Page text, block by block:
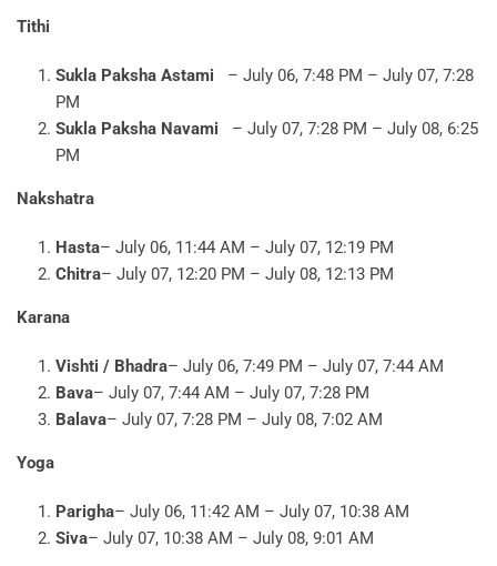
Tithi
Sukla Paksha Astami
– July 06, 7:48 PM – July 07, 7:28
PM
Sukla Paksha Navami
– July 07, 7:28 PM – July 08, 6:25
PM
Nakshatra
Hasta– July 06, 11:44 AM – July 07, 12:19 PM
Chitra– July 07, 12:20 PM – July 08, 12:13 PM
Karana
Vishti / Bhadra– July 06, 7:49 PM – July 07, 7:44 AM
Bava– July 07, 7:44 AM – July 07, 7:28 PM
Balava– July 07, 7:28 PM – July 08, 7:02 AM
Yoga
Parigha– July 06, 11:42 AM – July 07, 10:38 AM
Siva– July 07, 10:38 AM – July 08, 9:01 AM